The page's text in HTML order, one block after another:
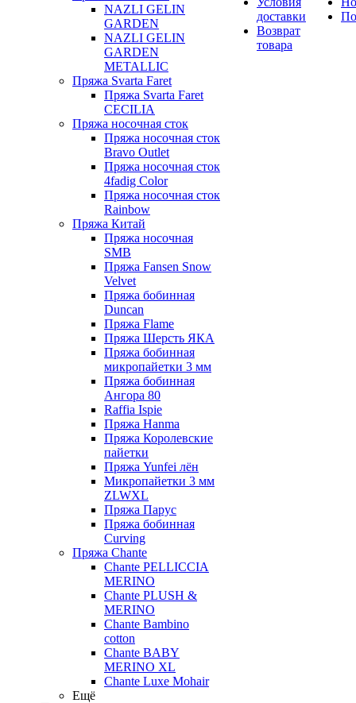
NAZLI GELIN
GARDEN
NAZLI GELIN
GARDEN
METALLIC
Пряжа Svarta Faret
Пряжа Svarta Faret
CECILIA
Пряжа носочная сток
Пряжа носочная сток
Bravo Outlet
Пряжа носочная сток
4fadig Color
Пряжа носочная сток
Rainbow
Пряжа Китай
Пряжа носочная
SMB
Пряжа Fansen Snow
Velvet
Пряжа бобинная
Duncan
Пряжа Flame
Пряжа Шерсть ЯКА
Пряжа бобинная
микропайетки 3 мм
Пряжа бобинная
Ангора 80
Raffia Ispie
Пряжа Hanma
Пряжа Королевские
пайетки
Пряжа Yunfei лён
Микропайетки 3 мм
ZLWXL
Пряжа Парус
Пряжа бобинная
Curving
Пряжа Chante
Chante PELLICCIA
MERINO
Chante PLUSH &
MERINO
Chante Bambino
cotton
Chante BABY
MERINO XL
Chante Luxe Mohair
Ещё
доставки
Возврат
товара